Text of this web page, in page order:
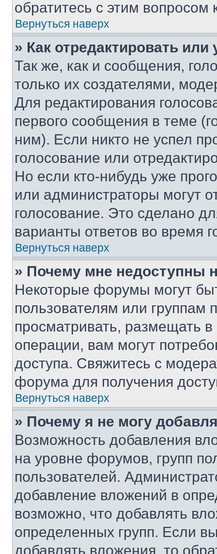
обратитесь с этим вопросом
Вернуться наверх
» Как отредактировать
Так же, как и сообщения,
только их создателями,
Для редактирования
первого сообщения в теме
ним). Если никто не успел
голосование или
Но если кто-нибудь уже
или администраторы могут
голосование. Это сделано
варианты ответов во время
Вернуться наверх
» Почему мне недоступны
Некоторые форумы могут
пользователям или группам
просматривать, размещать
операции, вам могут
доступа. Свяжитесь с
форума для получения
Вернуться наверх
» Почему я не могу
Возможность добавления
на уровне форумов, групп
пользователей.
добавление вложений в
возможно, что добавлять
определенных групп. Если
добавлять вложения, то